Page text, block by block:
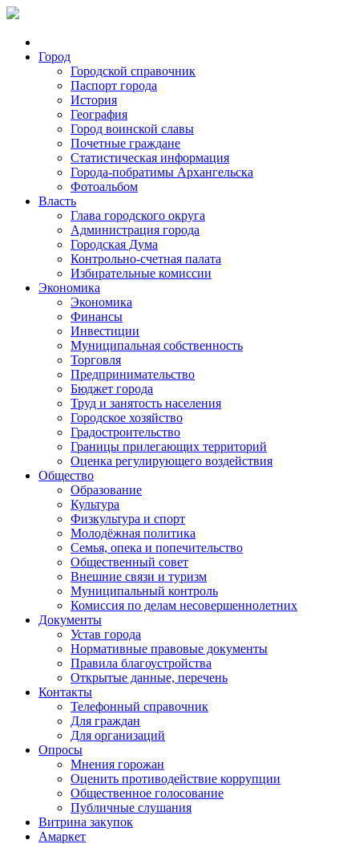
Город
Городской справочник
Паспорт города
История
География
Город воинской славы
Почетные граждане
Статистическая информация
Города-побратимы Архангельска
Фотоальбом
Власть
Глава городского округа
Администрация города
Городская Дума
Контрольно-счетная палата
Избирательные комиссии
Экономика
Экономика
Финансы
Инвестиции
Муниципальная собственность
Торговля
Предпринимательство
Бюджет города
Труд и занятость населения
Городское хозяйство
Градостроительство
Границы прилегающих территорий
Оценка регулирующего воздействия
Общество
Образование
Культура
Физкультура и спорт
Молодёжная политика
Семья, опека и попечительство
Общественный совет
Внешние связи и туризм
Муниципальный контроль
Комиссия по делам несовершеннолетних
Документы
Устав города
Нормативные правовые документы
Правила благоустройства
Открытые данные, перечень
Контакты
Телефонный справочник
Для граждан
Для организаций
Опросы
Мнения горожан
Оценить противодействие коррупции
Общественное голосование
Публичные слушания
Витрина закупок
Амаркет